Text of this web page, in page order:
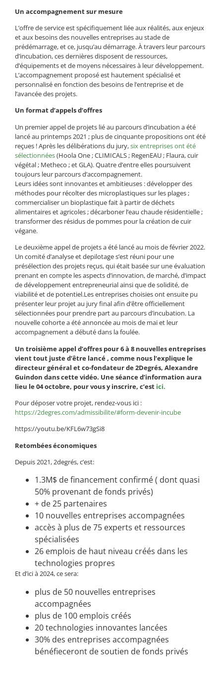
Un accompagnement sur mesure
L’offre de service est spécifiquement liée aux réalités, aux enjeux
et aux besoins des nouvelles entreprises au stade de
prédémarrage, et ce, jusqu’au démarrage. À travers leur parcours
d’incubation, ces dernières disposent de ressources,
d’équipements et de moyens nécessaires à leur développement.
L’accompagnement proposé est hautement spécialisé et
personnalisé en fonction des besoins de l’entreprise et de
l’avancée des projets.
Un format d’appels d’offres
Un premier appel de projets lié au parcours d’incubation a été
lancé au printemps 2021 ; plus de cinquante propositions ont été
reçues ! Après les délibérations du jury,six entreprises ont été
sélectionnées(Hoola One ; CLIMICALS ; RegenEAU ; Flaura, cuir
végétal ; Metheco ; et GLA). Quatre d’entre elles poursuivent
toujours leur parcours d’accompagnement.
Leurs idées sont innovantes et ambitieuses : développer des
méthodes pour récolter des microplastiques sur les plages ;
commercialiser un bioplastique fait à partir de déchets
alimentaires et agricoles ; décarboner l’eau chaude résidentielle ;
transformer des résidus de pommes pour la création de cuir
végane.
Le deuxième appel de projets a été lancé au mois de février 2022.
Un comité d’analyse et depilotage s’est réuni pour une
présélection des projets reçus, qui était basée sur une évaluation
prenant en compte les aspects d’innovation, de marché, d’impact
de développement entrepreneurial ainsi que de solidité, de
viabilité et de potentiel.Les entreprises choisies ont ensuite pu
présenter leur projet au jury final afin d’être officiellement
sélectionnées pour prendre part au parcours d’incubation. La
nouvelle cohorte a été annoncée au mois de mai et leur
accompagnement a débuté dans la foulée.
Un troisième appel d’offres pour 6 à 8 nouvelles entreprises
vient tout juste d’être lancé , comme nous l’explique le
directeur général et co-fondateur de 2Degrés, Alexandre
Guindon dans cette vidéo. Une séance d’information aura
lieu le 04 octobre, pour vous y inscrire, c’est ici.
Pour déposer votre projet, rendez-vous ici :
https://2degres.com/admissibilite/#form-devenir-incube
https://youtu.be/KFL6w73gSi8
Retombées économiques
Depuis 2021, 2degrés, c’est:
1.3M$ de financement confirmé ( dont quasi
50% provenant de fonds privés)
+ de 25 partenaires
10 nouvelles entreprises accompagnées
accès à plus de 75 experts et ressources
spécialisées
26 emplois de haut niveau créés dans les
technologies propres
Et d’ici à 2024, ce sera:
plus de 50 nouvelles entreprises
accompagnées
plus de 100 emplois créés
20 technologies innovantes lancées
30% des entreprises accompagnées
bénéfieceront de soutien de fonds privés